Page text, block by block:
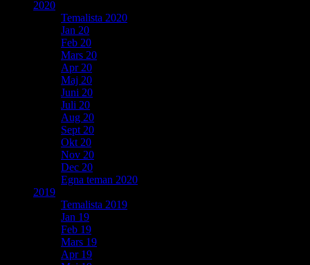
2020
Temalista 2020
Jan 20
Feb 20
Mars 20
Apr 20
Maj 20
Juni 20
Juli 20
Aug 20
Sept 20
Okt 20
Nov 20
Dec 20
Egna teman 2020
2019
Temalista 2019
Jan 19
Feb 19
Mars 19
Apr 19